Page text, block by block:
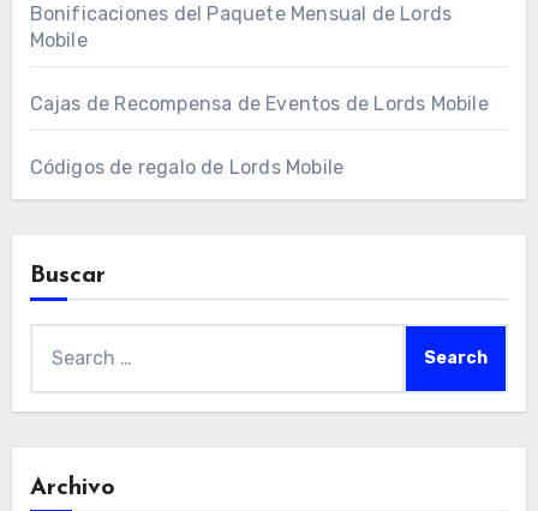
Bonificaciones del Paquete Mensual de Lords
Mobile
Cajas de Recompensa de Eventos de Lords Mobile
Códigos de regalo de Lords Mobile
Buscar
for:
Archivo